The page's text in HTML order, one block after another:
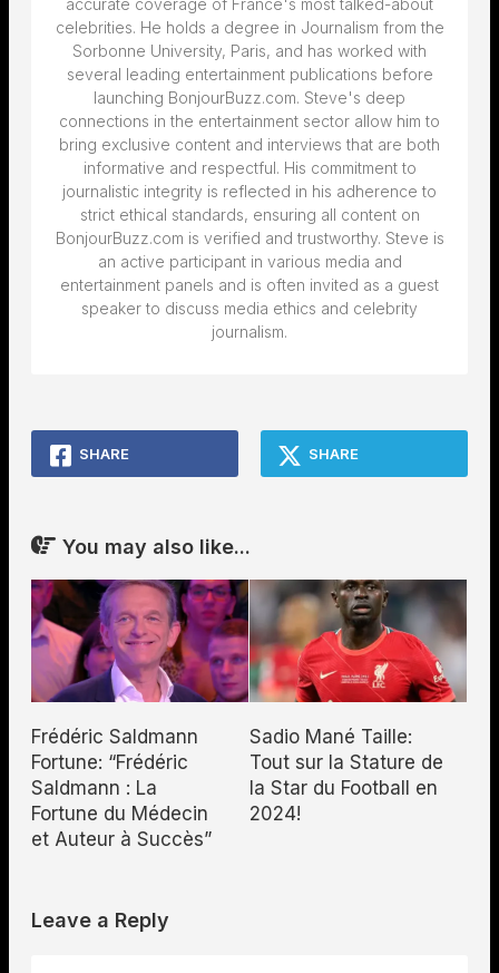
accurate coverage of France's most talked-about
celebrities. He holds a degree in Journalism from the
Sorbonne University, Paris, and has worked with
several leading entertainment publications before
launching BonjourBuzz.com. Steve's deep
connections in the entertainment sector allow him to
bring exclusive content and interviews that are both
informative and respectful. His commitment to
journalistic integrity is reflected in his adherence to
strict ethical standards, ensuring all content on
BonjourBuzz.com is verified and trustworthy. Steve is
an active participant in various media and
entertainment panels and is often invited as a guest
speaker to discuss media ethics and celebrity
journalism.
SHARE SHARE
You may also like...
Frédéric Saldmann
Fortune: “Frédéric
Saldmann : La
Fortune du Médecin
et Auteur à Succès”
Sadio Mané Taille:
Tout sur la Stature de
la Star du Football en
2024!
Leave a Reply